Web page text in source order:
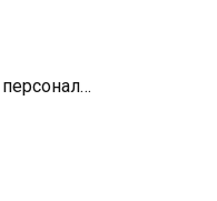
Согласие посетителя сайта на обработку персональных данных